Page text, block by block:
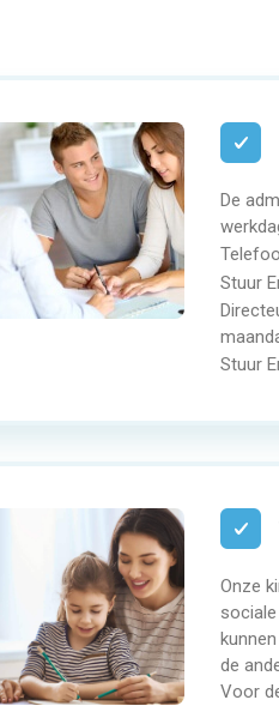
De
Stuur
Stuur
Onze
de
Voor